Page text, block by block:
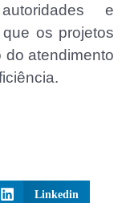
e
os projetos
do atendimento
Linkedin